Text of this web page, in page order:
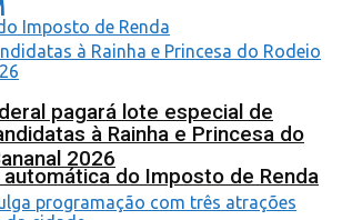
pagará lote especial de
do Imposto de Renda
à Rainha e Princesa do
2026